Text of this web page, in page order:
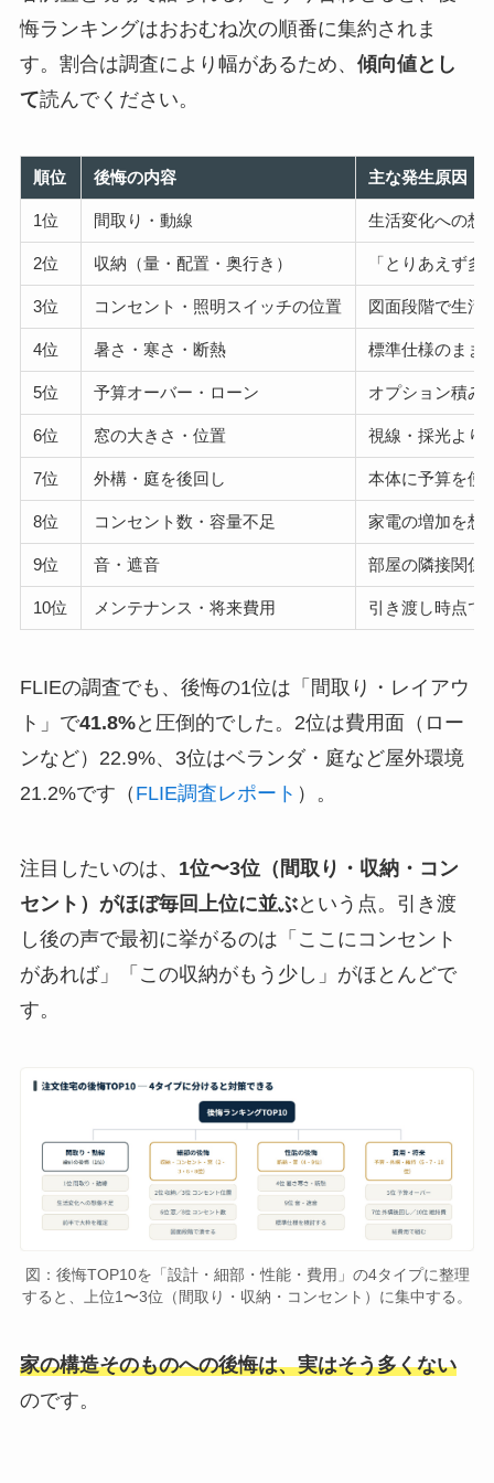
悔ランキングはおおむね次の順番に集約されま
す。割合は調査により幅があるため、 傾向値とし
て読んでください。
順位 後悔の内容 主な発生原因
1位 間取り・動線 生活変化への想
2位 収納（量・配置・奥行き） 「とりあえず
3位 コンセント・照明スイッチの位置 図面段階で生活
4位 暑さ・寒さ・断熱 標準仕様のまま
5位 予算オーバー・ローン オプション積み
6位 窓の大きさ・位置 視線・採光より
7位 外構・庭を後回し 本体に予算を使
8位 コンセント数・容量不足 家電の増加を想
9位 音・遮音 部屋の隣接関係
10位 メンテナンス・将来費用 引き渡し時点で
FLIEの調査でも、後悔の1位は「間取り・レイアウ
ト」で41.8%と圧倒的でした。2位は費用面（ロー
ンなど）22.9%、3位はベランダ・庭など屋外環境
21.2%です（ FLIE調査レポート ）。
注目したいのは、 1位〜3位（間取り・収納・コン
セント）がほぼ毎回上位に並ぶという点。引き渡
し後の声で最初に挙がるのは「ここにコンセント
があれば」「この収納がもう少し」がほとんどで
す。
図：後悔TOP10を「設計・細部・性能・費用」の4タイプに整理
すると、上位1〜3位（間取り・収納・コンセント）に集中する。
家の構造そのものへの後悔は、実はそう多くない
のです。